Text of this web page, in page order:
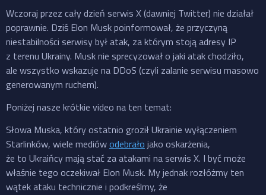
Wczoraj przez cały dzień serwis X (dawniej Twitter) nie działał
poprawnie. Dziś Elon Musk poinformował, że przyczyną
niestabilności serwisy był atak, za którym stoją adresy IP
z terenu Ukrainy. Musk nie sprecyzował o jaki atak chodziło,
ale wszystko wskazuje na DDoS (czyli zalanie serwisu masowo
generowanym ruchem).
Poniżej nasze krótkie video na ten temat:
Słowa Muska, który ostatnio groził Ukrainie wyłączeniem
Starlinków, wiele mediówodebrało jako oskarżenia,
że to Ukraińcy mają stać za atakami na serwis X. I być może
właśnie tego oczekiwał Elon Musk. My jednak rozłóżmy ten
wątek ataku technicznie i podkreślmy, że